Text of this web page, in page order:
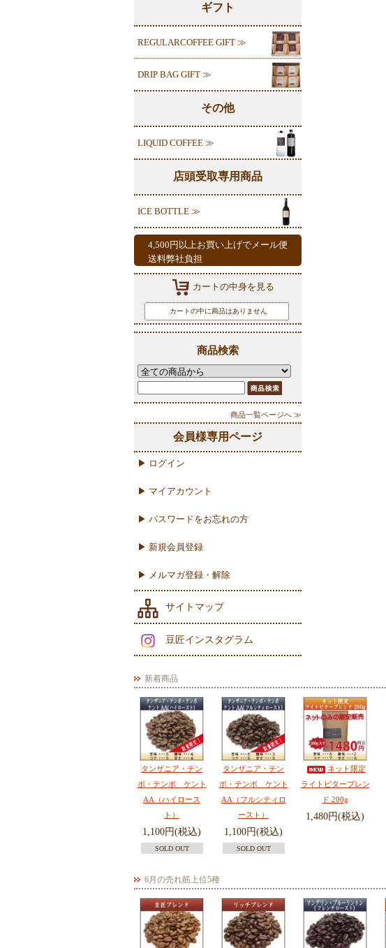
ギフト
REGULARCOFFEE GIFT ≫
DRIP BAG GIFT ≫
その他
LIQUID COFFEE ≫
店頭受取専用商品
ICE BOTTLE ≫
4,500円以上お買い上げでメール便
送料弊社負担
カートの中身を見る
カートの中に商品はありません
商品検索
商品一覧ページへ ≫
会員様専用ページ
▶ ログイン
▶ マイアカウント
▶ パスワードをお忘れの方
▶ 新規会員登録
▶ メルマガ登録・解除
サイトマップ
豆匠インスタグラム
新着商品
タンザニア・テン
ボ・テンボ ケント
AA（ハイロース
ト）
1,100円(税込)
SOLD OUT
タンザニア・テン
ボ・テンボ ケント
AA（フルシティロ
ースト）
1,100円(税込)
SOLD OUT
ネット限定
ライトビターブレン
ド 200g
1,480円(税込)
6月の売れ筋上位5種